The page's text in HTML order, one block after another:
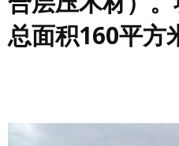
总面积160平方